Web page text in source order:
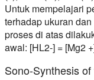
Untuk mempelajari
terhadap ukuran
proses di atas
awal: [HL2-] = [Mg2
Sono-Synthesis